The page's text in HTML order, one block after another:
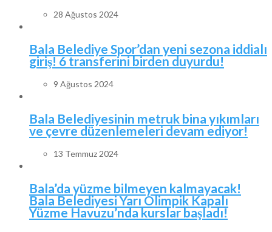
28 Ağustos 2024
Bala Belediye Spor’dan yeni sezona iddialı
giriş! 6 transferini birden duyurdu!
9 Ağustos 2024
Bala Belediyesinin metruk bina yıkımları
ve çevre düzenlemeleri devam ediyor!
13 Temmuz 2024
Bala’da yüzme bilmeyen kalmayacak!
Bala Belediyesi Yarı Olimpik Kapalı
Yüzme Havuzu’nda kurslar başladı!